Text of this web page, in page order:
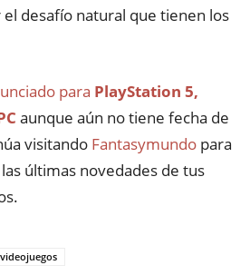
desafío natural que tienen los
para PlayStation 5,
aunque aún no tiene fecha de
visitando Fantasymundo para
últimas novedades de tus
videojuegos